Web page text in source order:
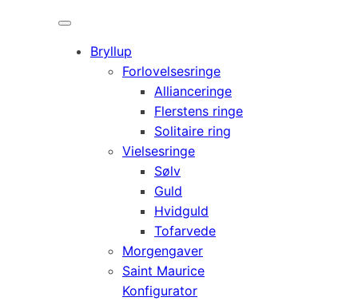
Bryllup
Forlovelsesringe
Allianceringe
Flerstens ringe
Solitaire ring
Vielsesringe
Sølv
Guld
Hvidguld
Tofarvede
Morgengaver
Saint Maurice
Konfigurator